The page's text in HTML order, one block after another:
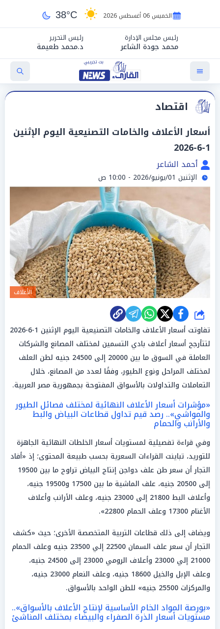
الخميس 06 أغسطس 2026 38°C
رئيس مجلس الإدارة
محمد جودة الشاعر
رئيس التحرير
د.محمد طعيمة
اقتصاد
أسعار الأعلاف والخامات التصنيعية اليوم الإثنين
1-6-2026
أحمد الشاعر
الإثنين 01/يونيو/2026 - 10:00 ص
الأعلاف
شارك
تفاوتت أسعار الأعلاف والخامات التصنيعية اليوم الإثنين 1-6-2026
لتتأرجح أسعار أعلاف بادي التسمين لمختلف المصانع والشركات
العاملة في السوق ما بين 20000 إلى 24500 جنيه لطن العلف
لمختلف المراحل ونوع الطيور، وفقًا لعدد من المصانع، خلال
التعاملات والتداولات بالأسواق المفتوحة بجمهورية مصر العربية.
«مؤشرات أسعار الأعلاف النهائية لمختلف فصائل الطيور
والمواشي».. رصد قيم تداول قطاعات البياض والبط
والأرانب والحمام
وفي قراءة تفصيلية لمستويات أسعار الخلطات النهائية الجاهزة
للتوريد، تباينت القراءات السعرية بحسب طبيعة المحتوى؛ إذ «أفاد
التجار أن سعر طن علف دواجن إنتاج البياض تراوح ما بين 19500
إلى 20500 جنيه، علف الماشية ما بين 17500 و19500 جنيه،
وأعلاف البط 21800 إلى 23000 جنيه، وعلف الأرانب وأعلاف
الأغنام 17300 وعلف الحمام 22800».
ويضاف إلى ذلك قطاعات التربية المتخصصة الأخرى؛ حيث «كشف
التجار أن سعر علف السمان 22500 إلي 23500 جنيه وعلف الحمام
21000 إلي 23000 وأعلاف الرومي 23000 إلى 24500 جنيه،
وعلف الإبل والخيل 18600 جنيه، وعلف النعام 23000 جنيه،
والمركزات 25500 جنيه» للطن الواحد بالأسواق.
«بورصة المواد الخام الأساسية لإنتاج الأعلاف بالأسواق»..
مستويات أسعار الذرة الصفراء والبيضاء بمختلف المناشئ